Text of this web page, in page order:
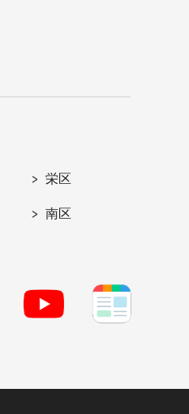
栄区
南区